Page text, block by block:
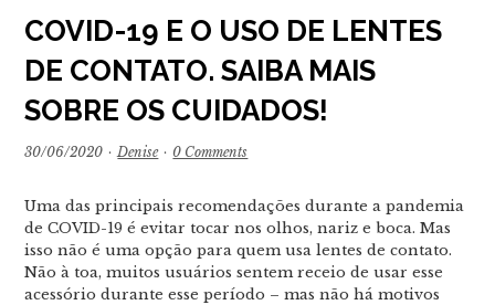
COVID-19 E O USO DE LENTES
DE CONTATO. SAIBA MAIS
SOBRE OS CUIDADOS!
30/06/2020 · Denise · 0 Comments
Uma das principais recomendações durante a pandemia
de COVID-19 é evitar tocar nos olhos, nariz e boca. Mas
isso não é uma opção para quem usa lentes de contato.
Não à toa, muitos usuários sentem receio de usar esse
acessório durante esse período – mas não há motivos